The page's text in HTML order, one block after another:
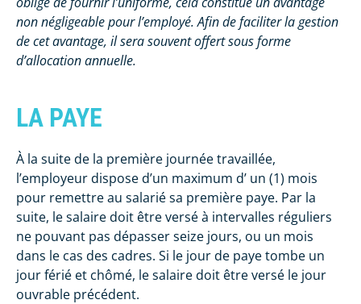
non négligeable pour l’employé. Afin de faciliter la gestion
de cet avantage, il sera souvent offert sous forme
d’allocation annuelle.
LA PAYE
À la suite de la première journée travaillée,
l’employeur dispose d’un maximum d’ un (1) mois
pour remettre au salarié sa première paye. Par la
suite, le salaire doit être versé à intervalles réguliers
ne pouvant pas dépasser seize jours, ou un mois
dans le cas des cadres. Si le jour de paye tombe un
jour férié et chômé, le salaire doit être versé le jour
ouvrable précédent.